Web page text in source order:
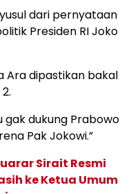
dari pernyataan
Presiden RI Joko
Ara dipastikan bakal
gak dukung Prabowo
Pak Jokowi.”
Sirait Resmi
ke Ketua Umum